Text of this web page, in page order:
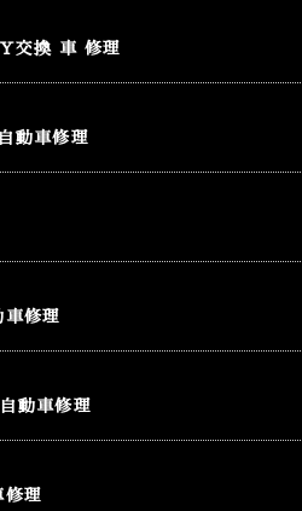
交換 車 修理
動車修理
修理
動車修理
理